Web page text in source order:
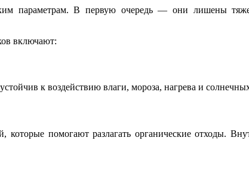
параметрам. В первую очередь — они лишены
включают:
к воздействию влаги, мороза, нагрева и
которые помогают разлагать органические отходы.